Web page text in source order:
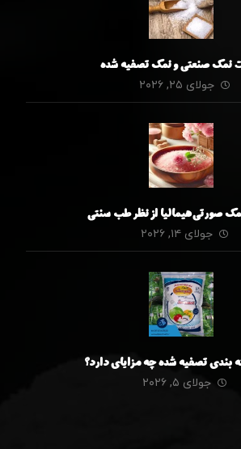
نمک صنعتی و نمک تصفیه شده
جولای ۲۵, ۲۰۲۶
صورتی هیمالیا از نظر طب سنتی
جولای ۱۴, ۲۰۲۶
بندی تصفیه شده چه مزایای دارد؟
جولای ۵, ۲۰۲۶